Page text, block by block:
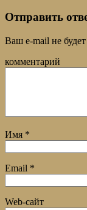
Отправить
Ваш e-mail не
комментарий
Имя *
Email *
Web-сайт